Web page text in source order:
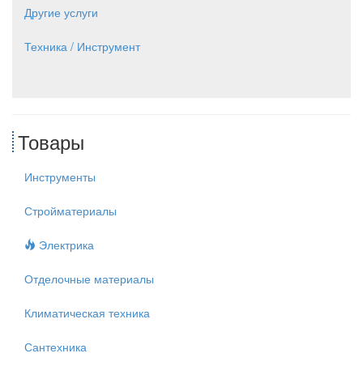
Другие услуги
Техника / Инструмент
Товары
Инструменты
Стройматериалы
Электрика
Отделочные материалы
Климатическая техника
Сантехника